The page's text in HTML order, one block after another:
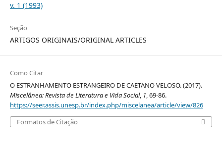
v. 1 (1993)
Seção
ARTIGOS ORIGINAIS/ORIGINAL ARTICLES
Como Citar
O ESTRANHAMENTO ESTRANGEIRO DE CAETANO VELOSO. (2017).
Miscelânea: Revista de Literatura e Vida Social, 1, 69-86.
https://seer.assis.unesp.br/index.php/miscelanea/article/view/826
Formatos de Citação